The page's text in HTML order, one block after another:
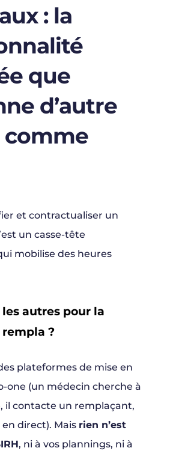
: la
que
d’autre
comme
et contractualiser un
un casse-tête
mobilise des heures
autres pour la
?
plateformes de mise en
one (un médecin cherche à
il contacte un remplaçant,
en direct). Mais rien n’est
, ni à vos plannings, ni à